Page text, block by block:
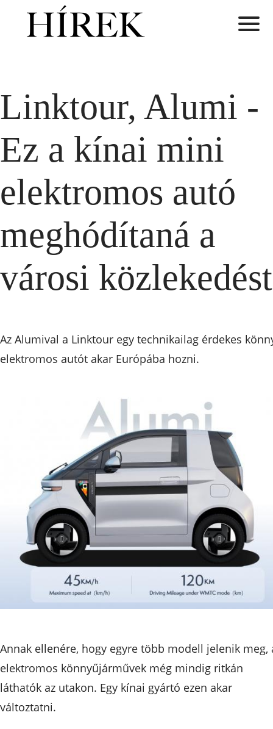
Linktour, Alumi -
Ez a kínai mini
elektromos autó
meghódítaná a
városi közlekedést
Az Alumival a Linktour egy technikailag érdekes
elektromos autót akar Európába hozni.
Annak ellenére, hogy egyre több modell jelenik meg,
elektromos könnyűjárművek még mindig ritkán
láthatók az utakon. Egy kínai gyártó ezen akar
változtatni.